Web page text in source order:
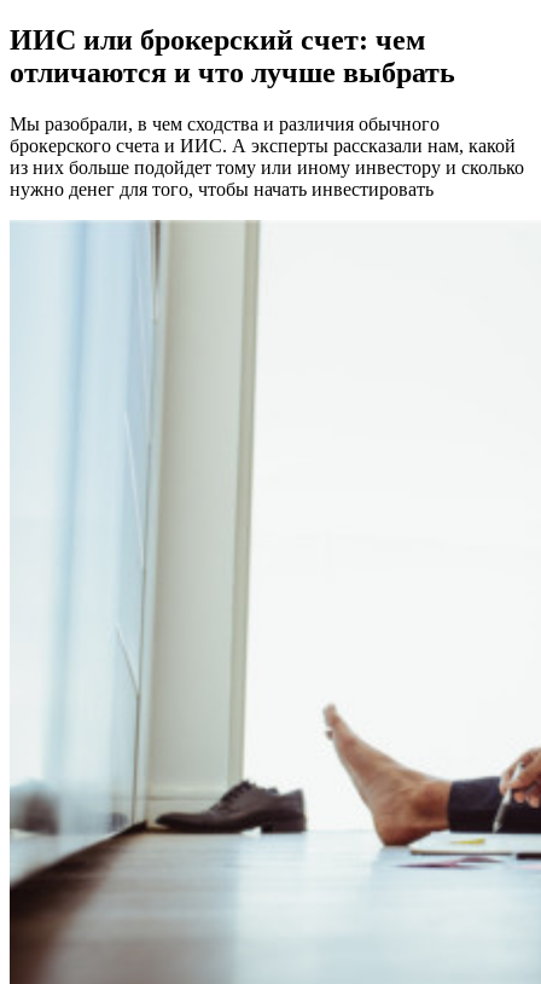
ИИС или брокерский счет: чем
отличаются и что лучше выбрать
Мы разобрали, в чем сходства и различия обычного
брокерского счета и ИИС. А эксперты рассказали нам, какой
из них больше подойдет тому или иному инвестору и сколько
нужно денег для того, чтобы начать инвестировать